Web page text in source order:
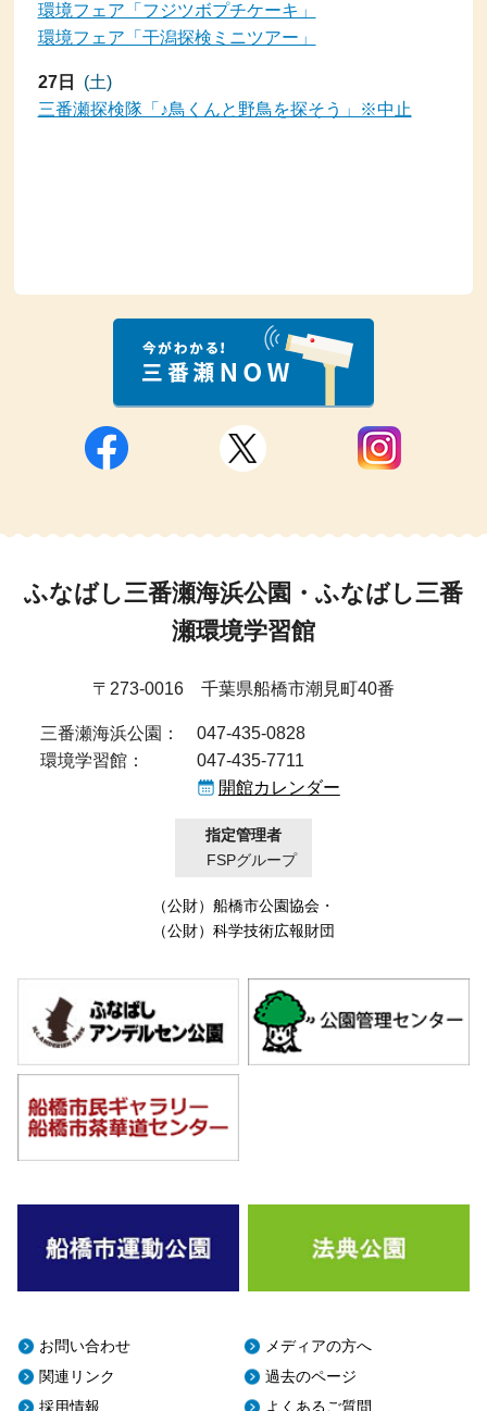
環境フェア「フジツボプチケーキ」
環境フェア「干潟探検ミニツアー」
27日
(土)
三番瀬探検隊「♪鳥くんと野鳥を探そう」※中止
ふなばし三番瀬海浜公園・ふなばし三番
瀬環境学習館
〒273-0016 千葉県船橋市潮見町40番
三番瀬海浜公園：
047-435-0828
環境学習館：
047-435-7711
開館カレンダー
指定管理者
FSPグループ
（公財）船橋市公園協会 ・
（公財）科学技術広報財団
お問い合わせ
メディアの方へ
関連リンク
過去のページ
採用情報
よくあるご質問